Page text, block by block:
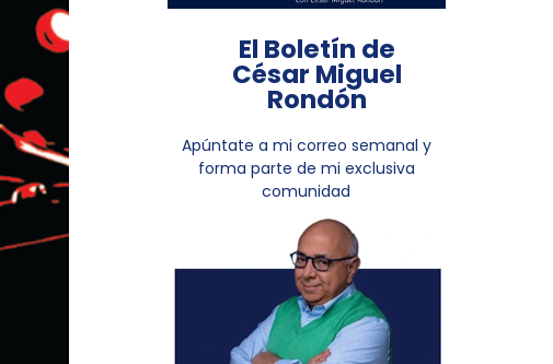
El Boletín de
César Miguel
Rondón
Apúntate a mi correo semanal y
forma parte de mi exclusiva
comunidad